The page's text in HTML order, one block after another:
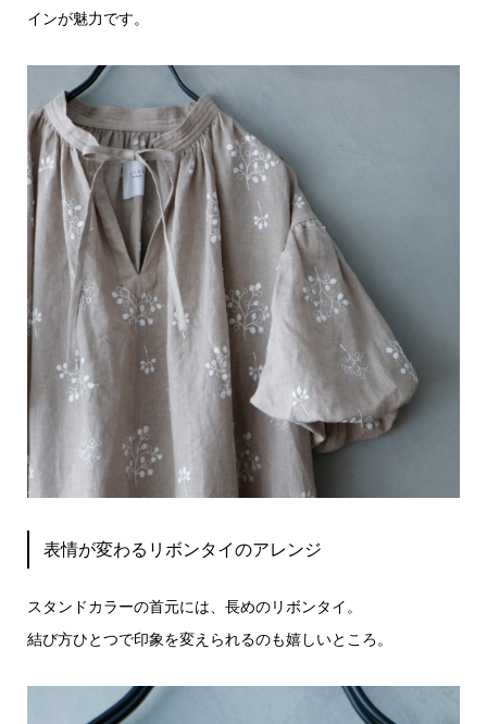
インが魅力です。
表情が変わるリボンタイのアレンジ
スタンドカラーの首元には、長めのリボンタイ。
結び方ひとつで印象を変えられるのも嬉しいところ。